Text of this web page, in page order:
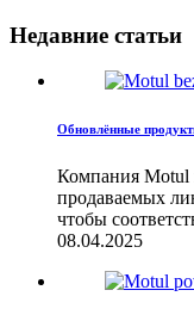
Недавние статьи
Обновлённые
Компания Motul
продаваемых
чтобы
08.04.2025